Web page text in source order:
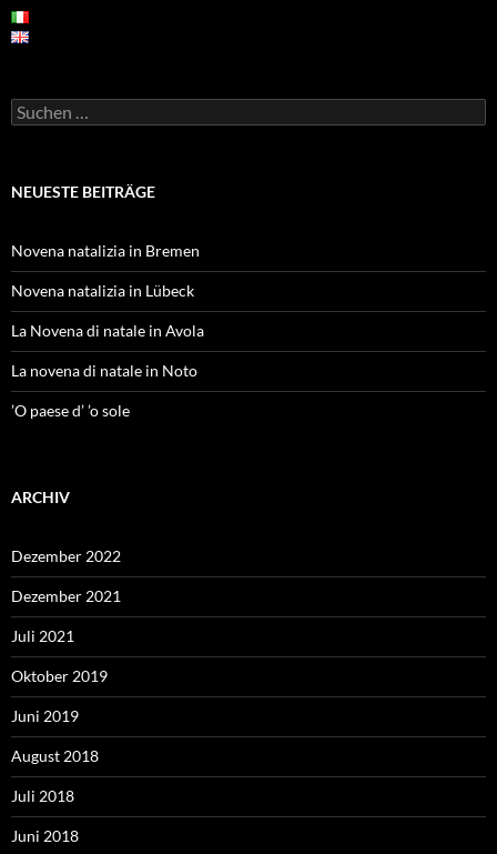
Suchen
nach:
NEUESTE BEITRÄGE
Novena natalizia in Bremen
Novena natalizia in Lübeck
La Novena di natale in Avola
La novena di natale in Noto
’O paese d’ ’o sole
ARCHIV
Dezember 2022
Dezember 2021
Juli 2021
Oktober 2019
Juni 2019
August 2018
Juli 2018
Juni 2018